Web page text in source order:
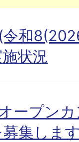
和
状況
ープン
集しま